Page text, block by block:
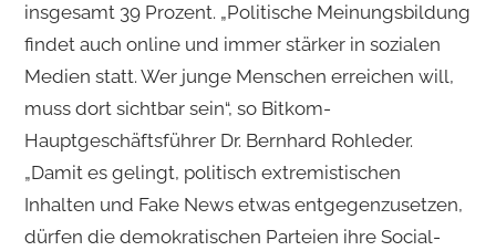
insgesamt 39 Prozent. „Politische Meinungsbildung
findet auch online und immer stärker in sozialen
Medien statt. Wer junge Menschen erreichen will,
muss dort sichtbar sein“, so Bitkom-
Hauptgeschäftsführer Dr. Bernhard Rohleder.
„Damit es gelingt, politisch extremistischen
Inhalten und Fake News etwas entgegenzusetzen,
dürfen die demokratischen Parteien ihre Social-